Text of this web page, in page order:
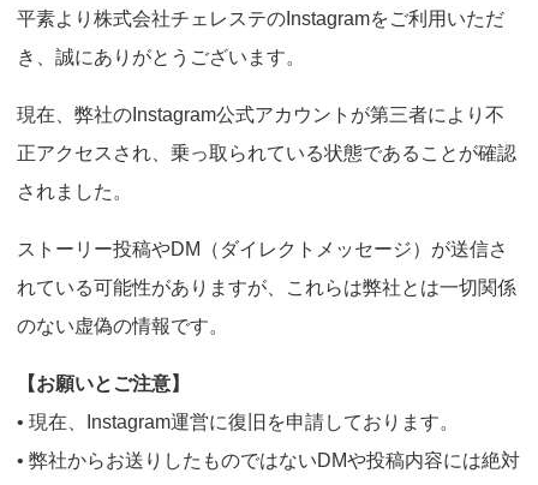
平素より株式会社チェレステのInstagramをご利用いただ
き、誠にありがとうございます。
現在、弊社のInstagram公式アカウントが第三者により不
正アクセスされ、乗っ取られている状態であることが確認
されました。
ストーリー投稿やDM（ダイレクトメッセージ）が送信さ
れている可能性がありますが、これらは弊社とは一切関係
のない虚偽の情報です。
【お願いとご注意】
• 現在、Instagram運営に復旧を申請しております。
• 弊社からお送りしたものではないDMや投稿内容には絶対
t